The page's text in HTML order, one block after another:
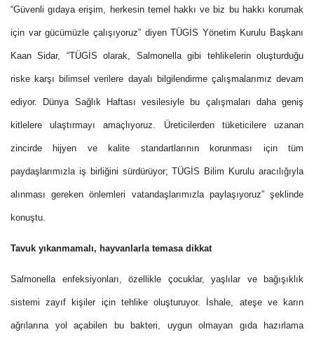
“Güvenli gıdaya erişim, herkesin temel hakkı ve biz bu hakkı korumak
için var gücümüzle çalışıyoruz” diyen TÜGİS Yönetim Kurulu Başkanı
Kaan Sidar, “TÜGİS olarak, Salmonella gibi tehlikelerin oluşturduğu
riske karşı bilimsel verilere dayalı bilgilendirme çalışmalarımız devam
ediyor. Dünya Sağlık Haftası vesilesiyle bu çalışmaları daha geniş
kitlelere ulaştırmayı amaçlıyoruz. Üreticilerden tüketicilere uzanan
zincirde hijyen ve kalite standartlarının korunması için tüm
paydaşlarımızla iş birliğini sürdürüyor; TÜGİS Bilim Kurulu aracılığıyla
alınması gereken önlemleri vatandaşlarımızla paylaşıyoruz” şeklinde
konuştu.
Tavuk yıkanmamalı, hayvanlarla temasa dikkat
Salmonella enfeksiyonları, özellikle çocuklar, yaşlılar ve bağışıklık
sistemi zayıf kişiler için tehlike oluşturuyor. İshale, ateşe ve karın
ağrılarına yol açabilen bu bakteri, uygun olmayan gıda hazırlama